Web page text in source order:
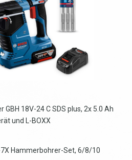
18V-24 C SDS plus, 2x 5.0 Ah
und L-BOXX
7X Hammerbohrer-Set, 6/8/10